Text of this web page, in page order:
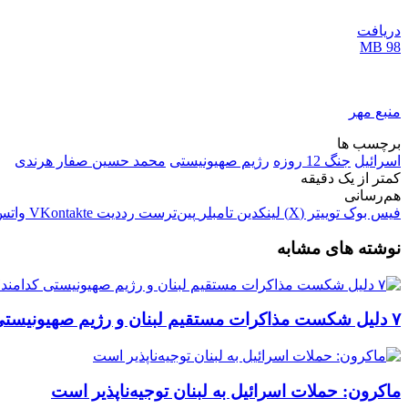
دریافت
98 MB
منبع مهر
برچسب ها
اسرائیل جنگ 12 روزه رژیم صهیونیستی محمد حسین صفار هرندی
کمتر از یک دقیقه
هم‌رسانی
فیس بوک توییتر (X) لینکدین ‫تامبلر ‫پین‌ترست ‫رددیت ‫VKontakte
نوشته های مشابه
۷ دلیل شکست مذاکرات مستقیم لبنان و رژیم صهیونیستی کدامند؟
ماکرون: حملات اسرائیل به لبنان توجیه‌ناپذیر است